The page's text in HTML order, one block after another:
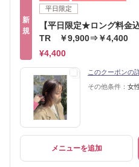
新
規
平日限定
【平日限定★ロング料金
TR ￥9,900⇒￥4,400
¥4,400
このクーポンの
その他条件： 女
メニューを追加